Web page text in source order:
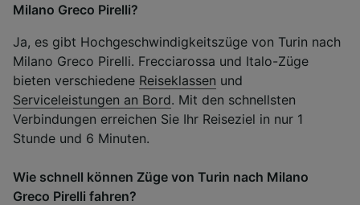
Milano Greco Pirelli?
Ja, es gibt Hochgeschwindigkeitszüge von Turin nach
Milano Greco Pirelli. Frecciarossa und Italo-Züge
bieten verschiedene Reiseklassen und
Serviceleistungen an Bord. Mit den schnellsten
Verbindungen erreichen Sie Ihr Reiseziel in nur 1
Stunde und 6 Minuten.
Wie schnell können Züge von Turin nach Milano
Greco Pirelli fahren?